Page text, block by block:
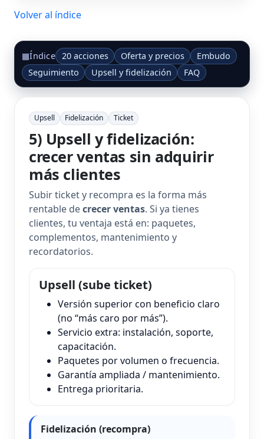
Volver al índice
▦Índice 20 acciones Oferta y precios
Embudo
Seguimiento
Upsell y fidelización FAQ
Upsell Fidelización Ticket
5) Upsell y fidelización:
crecer ventas sin adquirir
más clientes
Subir ticket y recompra es la forma más
rentable decrecer ventas. Si ya tienes
clientes, tu ventaja está en: paquetes,
complementos, mantenimiento y
recordatorios.
Upsell (sube ticket)
Versión superior con beneficio claro
(no “más caro por más”).
Servicio extra: instalación, soporte,
capacitación.
Paquetes por volumen o frecuencia.
Garantía ampliada / mantenimiento.
Entrega prioritaria.
Fidelización (recompra)